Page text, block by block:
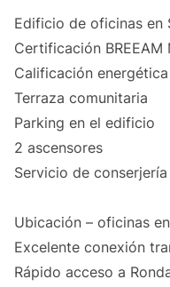
Edificio de oficinas en
Certificación BREEAM
Calificación
Terraza comunitaria
Parking en el edificio
2 ascensores
Servicio de conserjería
Ubicación – oficinas
Excelente conexión
Rápido acceso a